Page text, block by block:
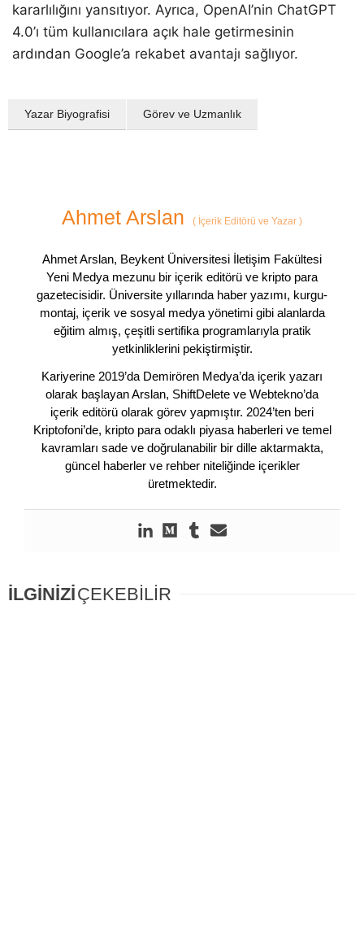
kararlılığını yansıtıyor. Ayrıca, OpenAI’nin ChatGPT
4.0’ı tüm kullanıcılara açık hale getirmesinin
ardından Google’a rekabet avantajı sağlıyor.
Yazar Biyografisi Görev ve Uzmanlık
Ahmet Arslan ( İçerik Editörü ve Yazar )
Ahmet Arslan, Beykent Üniversitesi İletişim Fakültesi
Yeni Medya mezunu bir içerik editörü ve kripto para
gazetecisidir. Üniversite yıllarında haber yazımı, kurgu-
montaj, içerik ve sosyal medya yönetimi gibi alanlarda
eğitim almış, çeşitli sertifika programlarıyla pratik
yetkinliklerini pekiştirmiştir.
Kariyerine 2019’da Demirören Medya’da içerik yazarı
olarak başlayan Arslan, ShiftDelete ve Webtekno’da
içerik editörü olarak görev yapmıştır. 2024’ten beri
Kriptofoni’de, kripto para odaklı piyasa haberleri ve temel
kavramları sade ve doğrulanabilir bir dille aktarmakta,
güncel haberler ve rehber niteliğinde içerikler
üretmektedir.
İLGİNİZİÇEKEBİLİR